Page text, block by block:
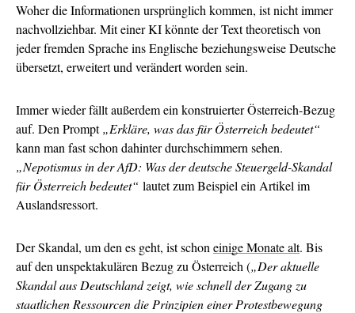
Woher die Informationen ursprünglich kommen, ist nicht immer
nachvollziehbar. Mit einer KI könnte der Text theoretisch von
jeder fremden Sprache ins Englische beziehungsweise Deutsche
übersetzt, erweitert und verändert worden sein.
Immer wieder fällt außerdem ein konstruierter Österreich-Bezug
auf. Den Prompt„Erkläre, was das für Österreich bedeutet“
kann man fast schon dahinter durchschimmern sehen.
„Nepotismus in der AfD: Was der deutsche Steuergeld-Skandal
für Österreich bedeutet“ lautet zum Beispiel ein Artikel im
Auslandsressort.
Der Skandal, um den es geht, ist schon einige Monate alt. Bis
auf den unspektakulären Bezug zu Österreich („Der aktuelle
Skandal aus Deutschland zeigt, wie schnell der Zugang zu
staatlichen Ressourcen die Prinzipien einer Protestbewegung